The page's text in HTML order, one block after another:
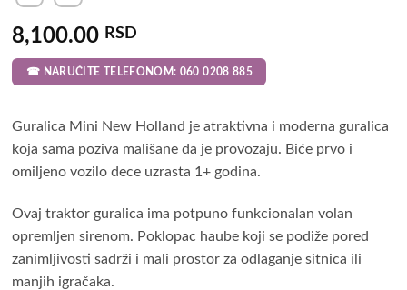
8,100.00 RSD
☎ NARUČITE TELEFONOM: 060 0208 885
Guralica Mini New Holland je atraktivna i moderna guralica
koja sama poziva mališane da je provozaju. Biće prvo i
omiljeno vozilo dece uzrasta 1+ godina.
Ovaj traktor guralica ima potpuno funkcionalan volan
opremljen sirenom. Poklopac haube koji se podiže pored
zanimljivosti sadrži i mali prostor za odlaganje sitnica ili
manjih igračaka.